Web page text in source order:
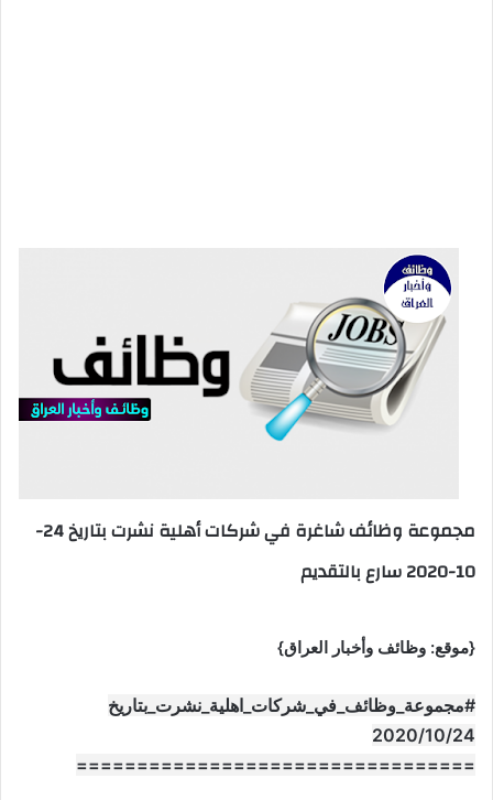
مجموعة وظائف شاغرة في شركات أهلية نشرت بتاريخ 24-
10-2020 سارع بالتقديم
{موقع: وظائف وأخبار العراق}
#مجموعة_وظائف_في_شركات_اهلية_نشرت_بتاريخ
2020/10/24
=================================